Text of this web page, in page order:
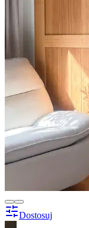
Dostosuj